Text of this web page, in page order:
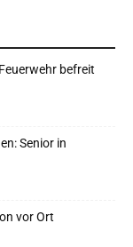
befreit
Senior in
vor Ort